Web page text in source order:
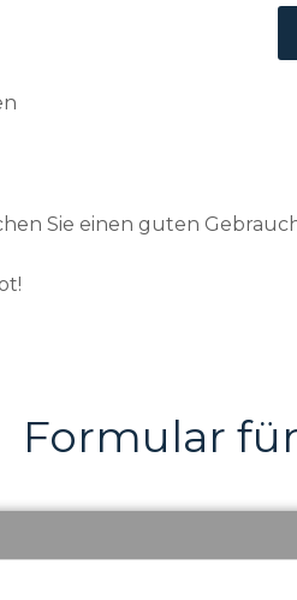
Sie einen guten
Formular